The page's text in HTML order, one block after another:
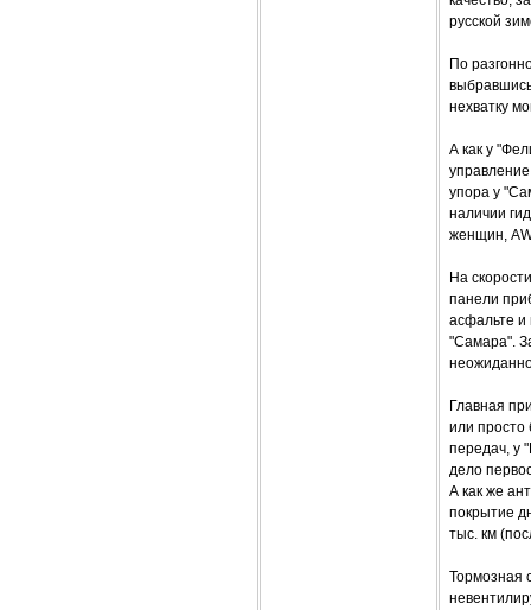
русской
По
нехватку
А как у
упора у
наличии
женщин,
На
панели
асфальте и
"Самара".
Главная
или просто
передач, у
дело
А как же
покрытие
тыс. км
Тормозная